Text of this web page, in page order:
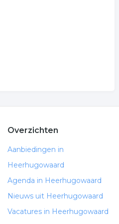
Overzichten
Aanbiedingen in
Heerhugowaard
Agenda in Heerhugowaard
Nieuws uit Heerhugowaard
Vacatures in Heerhugowaard